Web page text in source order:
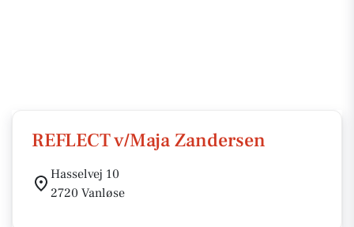
REFLECT v/Maja Zandersen
Hasselvej 10
2720 Vanløse